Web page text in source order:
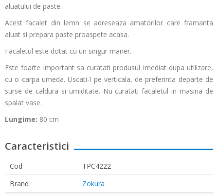
aluatului de paste.
Acest facalet din lemn se adreseaza amatorilor care framanta
aluat si prepara paste proaspete acasa.
Facaletul este dotat cu un singur maner.
Este foarte important sa curatati produsul imediat dupa utilizare,
cu o carpa umeda. Uscati-l pe verticala, de preferinta departe de
surse de caldura si umiditate. Nu curatati facaletul in masina de
spalat vase.
Lungime: 80 cm
Caracteristici
Cod
TPC4222
Brand
Zokura